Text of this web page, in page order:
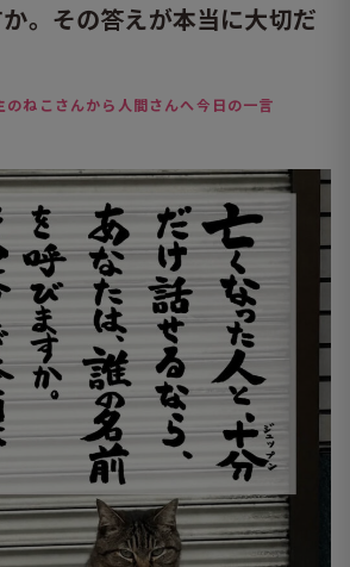
。その答えが本当に大切だ
ねこさんから人間さんへ今日の一言